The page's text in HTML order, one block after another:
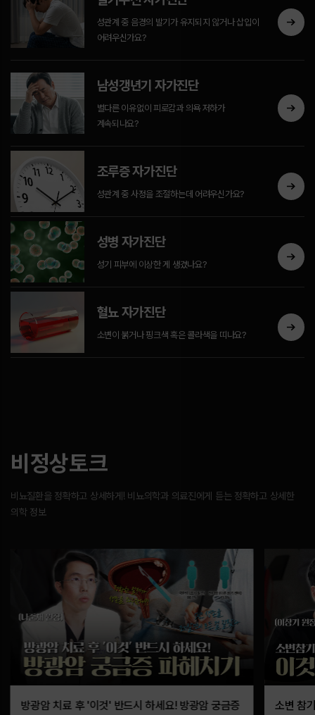
성관계 중 음경의 발기가 유지되지 않거나 삽입이
어려우신가요?
남성갱년기 자가진단
별다른 이유없이 피로감과 의욕 저하가
계속되나요?
조루증 자가진단
성관계 중 사정을 조절하는데 어려우신가요?
성병 자가진단
성기 피부에 이상한 게 생겼나요?
혈뇨 자가진단
소변이 붉거나 핑크색 혹은 콜라색을 띠나요?
비정상토크
비뇨질환을 정확하고 상세하게! 비뇨의학과 의료진에게 듣는 정확하고 상세한
의학 정보
방광암 치료 후 '이것' 반드시 하세요! 방광암 궁금증
소변 참